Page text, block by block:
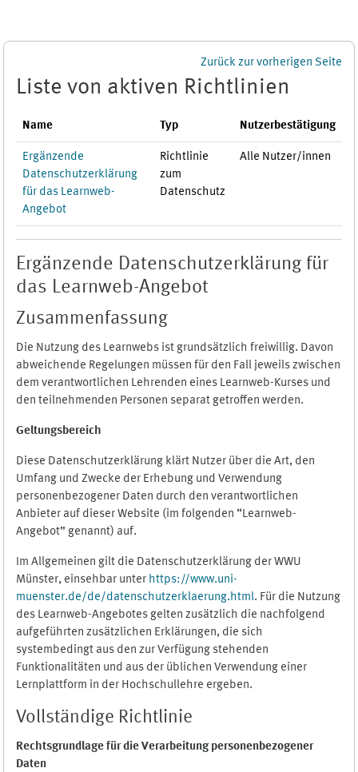
Zurück zur vorherigen Seite
Liste von aktiven Richtlinien
Name Typ Nutzerbestätigung
Ergänzende
Datenschutzerklärung
für das Learnweb-
Angebot
Richtlinie
zum
Datenschutz
Alle Nutzer/innen
Ergänzende Datenschutzerklärung für
das Learnweb-Angebot
Zusammenfassung
Die Nutzung des Learnwebs ist grundsätzlich freiwillig. Davon
abweichende Regelungen müssen für den Fall jeweils zwischen
dem verantwortlichen Lehrenden eines Learnweb-Kurses und
den teilnehmenden Personen separat getroffen werden.
Geltungsbereich
Diese Datenschutzerklärung klärt Nutzer über die Art, den
Umfang und Zwecke der Erhebung und Verwendung
personenbezogener Daten durch den verantwortlichen
Anbieter auf dieser Website (im folgenden “Learnweb-
Angebot” genannt) auf.
Im Allgemeinen gilt die Datenschutzerklärung der WWU
Münster, einsehbar unter https://www.uni-
muenster.de/de/datenschutzerklaerung.html. Für die Nutzung
des Learnweb-Angebotes gelten zusätzlich die nachfolgend
aufgeführten zusätzlichen Erklärungen, die sich
systembedingt aus den zur Verfügung stehenden
Funktionalitäten und aus der üblichen Verwendung einer
Lernplattform in der Hochschullehre ergeben.
Vollständige Richtlinie
Rechtsgrundlage für die Verarbeitung personenbezogener
Daten